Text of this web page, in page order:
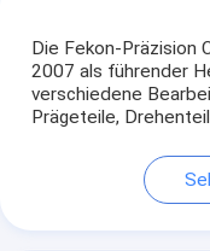
Die Fekon-Präzision
2007 als führender
verschiedene
Prägeteile,